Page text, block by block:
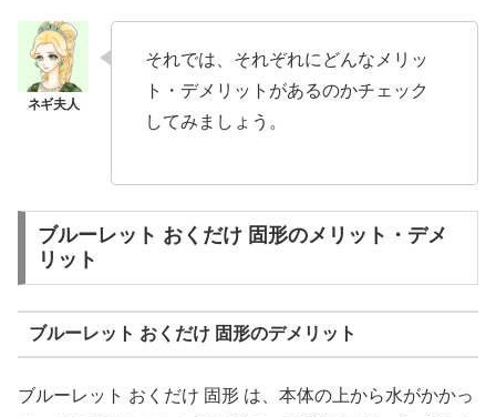
それでは、それぞれにどんなメリッ
ト・デメリットがあるのかチェック
してみましょう。
ブルーレット おくだけ 固形のメリット・デメ
リット
ブルーレット おくだけ 固形のデメリット
ブルーレット おくだけ 固形 は、本体の上から水がかかっ